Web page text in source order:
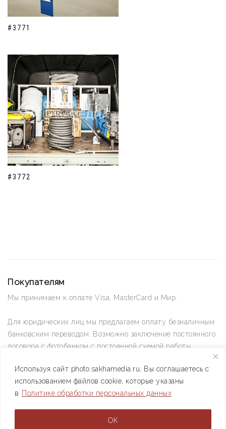
Используя сайт photo.sakhamedia.ru, Вы соглашаетесь с
использованием файлов cookie, которые указаны
в Политике обработки персональных данных
ОК
#3771
#3772
Покупателям
Мы принимаем к оплате Visa, MasterCard и Мир.
Для юридических лиц мы предлагаем оплату безналичным
банковским переводом. Возможно заключение постоянного
договора с фотобанком с постоянной схемой работы.
Позвоните нам по телефону +7(4112) 42-09-42 — и мы
ответим на все ваши вопросы